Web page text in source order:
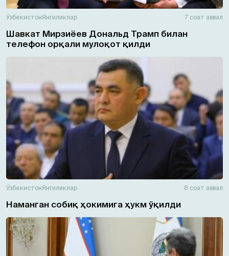
ЎзбекистонЯнгиликлар 7 соат аввал
Шавкат Мирзиёев Дональд Трамп билан
телефон орқали мулоқот қилди
ЎзбекистонЯнгиликлар 8 соат аввал
Наманган собиқ ҳокимига ҳукм ўқилди